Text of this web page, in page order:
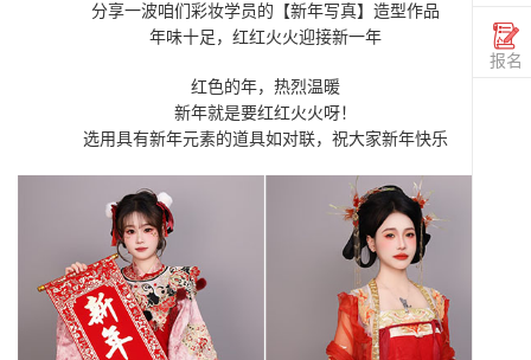
查看
课程
SIGN
报名
分享一波咱们彩妆学员的【新年写真】造型作品
年味十足，红红火火迎接新一年
红色的年，热烈温暖
新年就是要红红火火呀！
选用具有新年元素的道具如对联，祝大家新年快乐